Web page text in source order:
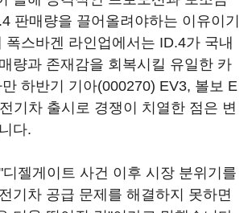
판매량을 끌어올려야하는 이유이기
폭스바겐 라인업에서는 ID.4가 국내
량과 존재감을 회복시킬 유일한 카
하반기 기아(000270) EV3, 볼보 E
기차 출시로 경쟁이 치열한 점은 변
다.
젤게이트 사건 이후 시장 분위기를
기차 공급 문제를 해결하지 못하면